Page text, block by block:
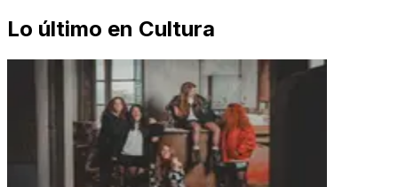
Lo último en Cultura